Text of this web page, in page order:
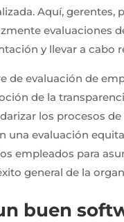
Aquí, gerentes,
evaluaciones
y llevar a cabo
de evaluación de
de la
los procesos
una evaluación
empleados para
general de la
buen